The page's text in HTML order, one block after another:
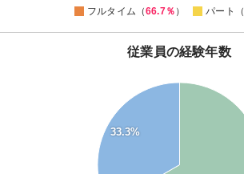
フルタイム（66.7％ ） パート（
従業員の経験年数
33.3%